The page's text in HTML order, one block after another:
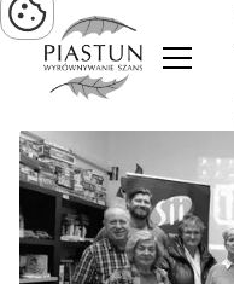
PROJEKT